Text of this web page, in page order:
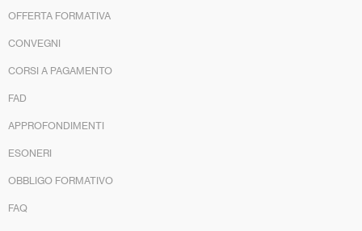
OFFERTA FORMATIVA
CONVEGNI
CORSI A PAGAMENTO
FAD
APPROFONDIMENTI
ESONERI
OBBLIGO FORMATIVO
FAQ